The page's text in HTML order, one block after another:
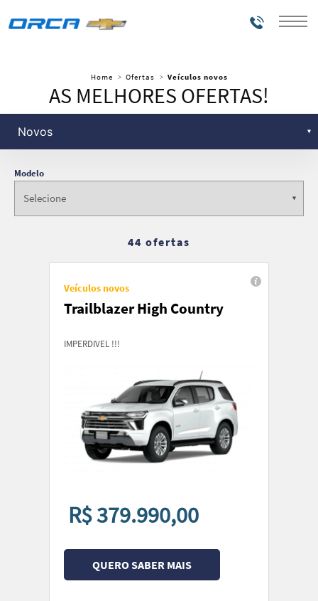
Telefones
Home Ofertas Veículos novos
AS MELHORES OFERTAS!
Modelo
44 ofertas
Veículos novos
Trailblazer High Country
IMPERDIVEL !!!
R$ 379.990,00
QUERO SABER MAIS